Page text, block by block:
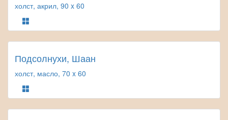
холст, акрил, 90 x 60
Подсолнухи, Шаан
холст, масло, 70 x 60